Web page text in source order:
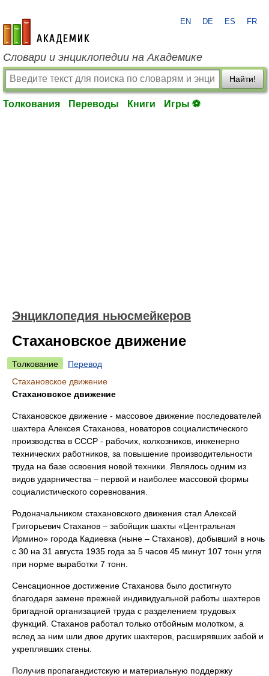
academic.ru
EN DE ES FR
Словари и энциклопедии на Академике
Найти!
Толкования Переводы Книги Игры ⚽
Энциклопедия ньюсмейкеров
Стахановское движение
Толкование
Перевод
Стахановское движение
Стахановское движение
Стахановское движение - массовое движение последователей
шахтера Алексея Стаханова, новаторов социалистического
производства в СССР - рабочих, колхозников, инженерно
технических работников, за повышение производительности
труда на базе освоения новой техники. Являлось одним из
видов ударничества – первой и наиболее массовой формы
социалистического соревнования.
Родоначальником стахановского движения стал Алексей
Григорьевич Стаханов – забойщик шахты «Центральная
Ирмино» города Кадиевка (ныне – Стаханов), добывший в ночь
с 30 на 31 августа 1935 года за 5 часов 45 минут 107 тонн угля
при норме выработки 7 тонн.
Сенсационное достижение Стаханова было достигнуто
благодаря замене прежней индивидуальной работы шахтеров
бригадной организацией труда с разделением трудовых
функций. Стаханов работал только отбойным молотком, а
вслед за ним шли двое других шахтеров, расширявших забой и
укреплявших стены.
Получив пропагандистскую и материальную поддержку